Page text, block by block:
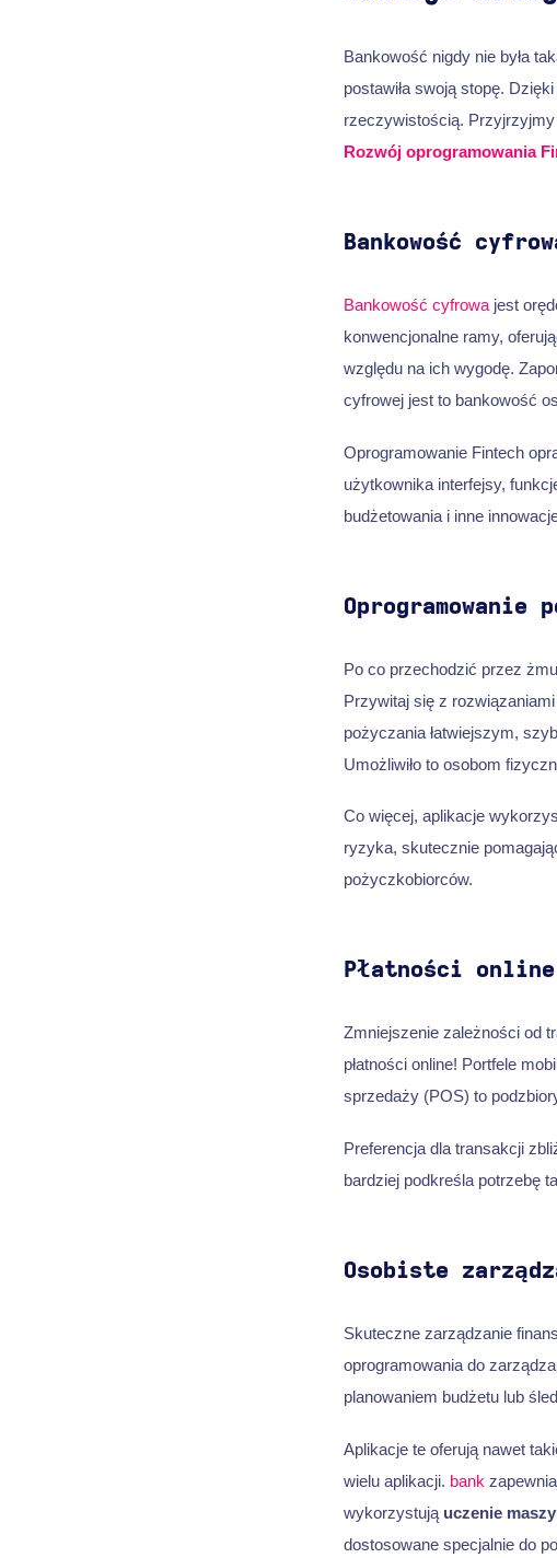
Bankowość nigdy nie była
postawiła swoją stopę.
rzeczywistością.
Rozwój oprogramowania
Bankowość
Bankowość cyfrowajest
konwencjonalne ramy,
względu na ich wygodę.
cyfrowej jest to bankowość
Oprogramowanie Fintech
użytkownika interfejsy,
budżetowania i inne
Oprogramowanie
Po co przechodzić przez
Przywitaj się z
pożyczania łatwiejszym,
Umożliwiło to osobom
Co więcej, aplikacje
ryzyka, skutecznie
pożyczkobiorców.
Płatności online
Zmniejszenie zależności od
płatności online! Portfele
sprzedaży (POS) to
Preferencja dla transakcji
bardziej podkreśla potrzebę
Osobiste
Skuteczne zarządzanie
oprogramowania do
planowaniem budżetu lub
Aplikacje te oferują nawet
wielu aplikacji. bank
wykorzystują uczenie
dostosowane specjalnie do